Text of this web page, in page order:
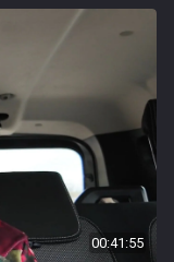
00:41:55